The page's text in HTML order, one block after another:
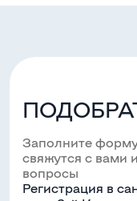
Заполните
свяжутся с вами
вопросы
Регистрация в